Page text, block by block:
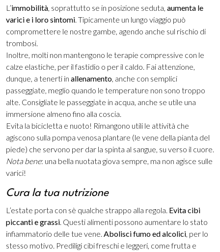
L’immobilità, soprattutto se in posizione seduta, aumenta le
varici e i loro sintomi. Tipicamente un lungo viaggio può
compromettere le nostre gambe, agendo anche sul rischio di
trombosi.
Inoltre, molti non mantengono le terapie compressive con le
calze elastiche, per il fastidio o per il caldo. Fai attenzione,
dunque, a tenerti in allenamento, anche con semplici
passeggiate, meglio quando le temperature non sono troppo
alte. Consigliate le passeggiate in acqua, anche se utile una
immersione almeno fino alla coscia.
Evita la bicicletta e nuoto! Rimangono utili le attività che
agiscono sulla pompa venosa plantare (le vene della pianta del
piede) che servono per dar la spinta al sangue, su verso il cuore.
Nota bene: una bella nuotata giova sempre, ma non agisce sulle
varici!
Cura la tua nutrizione
L’estate porta con sè qualche strappo alla regola. Evita cibi
piccanti e grassi. Questi alimenti possono aumentare lo stato
infiammatorio delle tue vene. Abolisci fumo ed alcolici, per lo
stesso motivo. Prediligi cibi freschi e leggeri, come frutta e